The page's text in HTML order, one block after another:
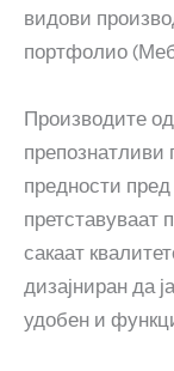
видови
портфолио
Производите
препознатливи
предности
претставуваат
сакаат
дизајниран да
удобен и